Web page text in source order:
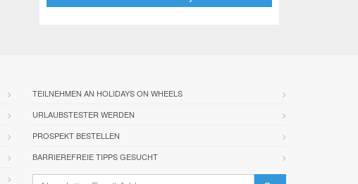
TEILNEHMEN AN HOLIDAYS ON WHEELS
URLAUBSTESTER WERDEN
PROSPEKT BESTELLEN
BARRIEREFREIE TIPPS GESUCHT